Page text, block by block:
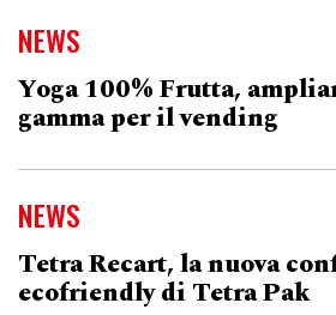
NEWS
Yoga 100% Frutta,
gamma per il vending
NEWS
Tetra Recart, la nuova
ecofriendly di Tetra Pak